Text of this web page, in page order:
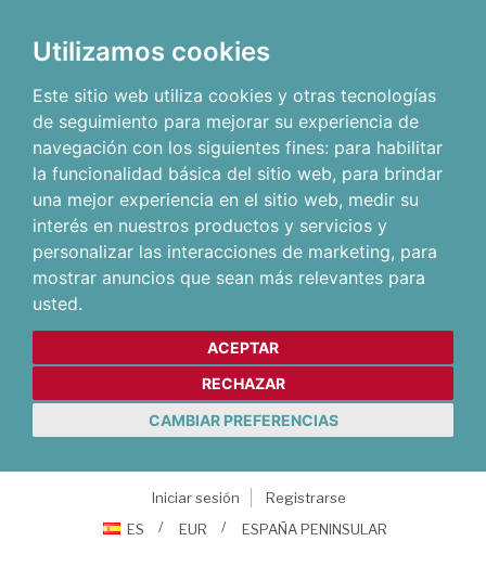
Utilizamos cookies
Este sitio web utiliza cookies y otras tecnologías
de seguimiento para mejorar su experiencia de
navegación con los siguientes fines: para habilitar
la funcionalidad básica del sitio web, para brindar
una mejor experiencia en el sitio web, medir su
interés en nuestros productos y servicios y
personalizar las interacciones de marketing, para
mostrar anuncios que sean más relevantes para
usted.
ACEPTAR
RECHAZAR
CAMBIAR PREFERENCIAS
Iniciar sesión
Registrarse
ES
EUR ESPAÑA PENINSULAR